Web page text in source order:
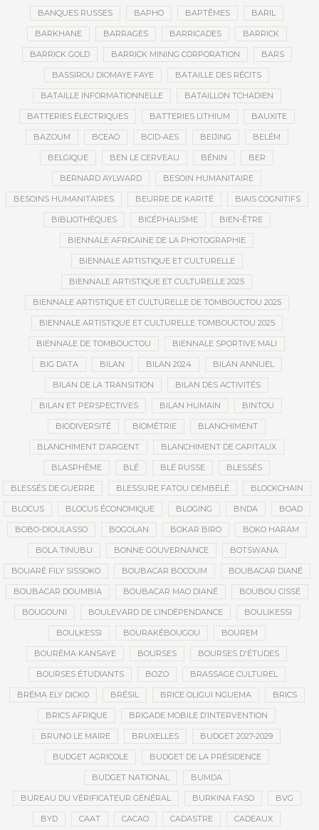
BANQUES RUSSES BAPHO BAPTÊMES BARIL
BARKHANE BARRAGES BARRICADES BARRICK
BARRICK GOLD BARRICK MINING CORPORATION BARS
BASSIROU DIOMAYE FAYE BATAILLE DES RÉCITS
BATAILLE INFORMATIONNELLE BATAILLON TCHADIEN
BATTERIES ÉLECTRIQUES BATTERIES LITHIUM BAUXITE
BAZOUM BCEAO BCID-AES BEIJING BELÉM
BELGIQUE BEN LE CERVEAU BÉNIN BER
BERNARD AYLWARD BESOIN HUMANITAIRE
BESOINS HUMANITAIRES BEURRE DE KARITÉ BIAIS COGNITIFS
BIBLIOTHÈQUES BICÉPHALISME BIEN-ÊTRE
BIENNALE AFRICAINE DE LA PHOTOGRAPHIE
BIENNALE ARTISTIQUE ET CULTURELLE
BIENNALE ARTISTIQUE ET CULTURELLE 2025
BIENNALE ARTISTIQUE ET CULTURELLE DE TOMBOUCTOU 2025
BIENNALE ARTISTIQUE ET CULTURELLE TOMBOUCTOU 2025
BIENNALE DE TOMBOUCTOU BIENNALE SPORTIVE MALI
BIG DATA BILAN BILAN 2024 BILAN ANNUEL
BILAN DE LA TRANSITION BILAN DES ACTIVITÉS
BILAN ET PERSPECTIVES BILAN HUMAIN BINTOU
BIODIVERSITÉ BIOMÉTRIE BLANCHIMENT
BLANCHIMENT D’ARGENT BLANCHIMENT DE CAPITAUX
BLASPHÈME BLÉ BLÉ RUSSE BLESSÉS
BLESSÉS DE GUERRE BLESSURE FATOU DEMBÉLÉ BLOCKCHAIN
BLOCUS BLOCUS ÉCONOMIQUE BLOGING BNDA BOAD
BOBO-DIOULASSO BOGOLAN BOKAR BIRO BOKO HARAM
BOLA TINUBU BONNE GOUVERNANCE BOTSWANA
BOUARÉ FILY SISSOKO BOUBACAR BOCOUM BOUBACAR DIANÉ
BOUBACAR DOUMBIA BOUBACAR MAO DIANÉ BOUBOU CISSÉ
BOUGOUNI BOULEVARD DE L’INDÉPENDANCE BOULIKESSI
BOULKESSI BOURAKÉBOUGOU BOUREM
BOURÉMA KANSAYE BOURSES BOURSES D'ÉTUDES
BOURSES ÉTUDIANTS BOZO BRASSAGE CULTUREL
BRÉMA ELY DICKO BRÉSIL BRICE OLIGUI NGUEMA BRICS
BRICS AFRIQUE BRIGADE MOBILE D’INTERVENTION
BRUNO LE MAIRE BRUXELLES BUDGET 2027-2029
BUDGET AGRICOLE BUDGET DE LA PRÉSIDENCE
BUDGET NATIONAL BUMDA
BUREAU DU VÉRIFICATEUR GÉNÉRAL BURKINA FASO BVG
BYD CAAT CACAO CADASTRE CADEAUX